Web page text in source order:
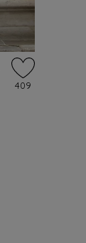
409